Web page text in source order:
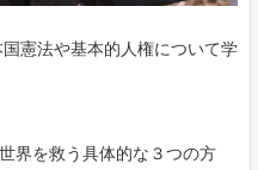
憲法や基本的人権について学
界を救う具体的な３つの方